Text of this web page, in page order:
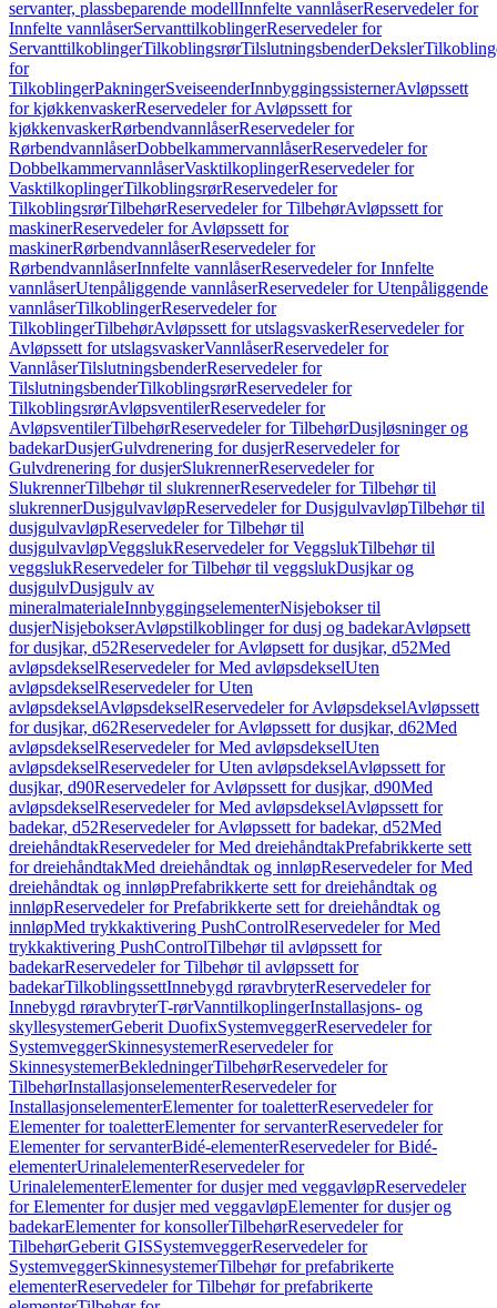
servanter, plassbeparende modellInnfelte vannlåserReservedeler for
Innfelte vannlåserServanttilkoblingerReservedeler for
ServanttilkoblingerTilkoblingsrørTilslutningsbenderDeksler
for
TilkoblingerPakningerSveiseenderInnbyggingssisternerAvløpssett
for kjøkkenvaskerReservedeler for Avløpssett for
kjøkkenvaskerRørbendvannlåserReservedeler for
RørbendvannlåserDobbelkammervannlåserReservedeler for
DobbelkammervannlåserVasktilkoplingerReservedeler for
VasktilkoplingerTilkoblingsrørReservedeler for
TilkoblingsrørTilbehørReservedeler for TilbehørAvløpssett for
maskinerReservedeler for Avløpssett for
maskinerRørbendvannlåserReservedeler for
RørbendvannlåserInnfelte vannlåserReservedeler for Innfelte
vannlåserUtenpåliggende vannlåserReservedeler for Utenpåliggende
vannlåserTilkoblingerReservedeler for
TilkoblingerTilbehørAvløpssett for utslagsvaskerReservedeler for
Avløpssett for utslagsvaskerVannlåserReservedeler for
VannlåserTilslutningsbenderReservedeler for
TilslutningsbenderTilkoblingsrørReservedeler for
TilkoblingsrørAvløpsventilerReservedeler for
AvløpsventilerTilbehørReservedeler for TilbehørDusjløsninger og
badekarDusjerGulvdrenering for dusjerReservedeler for
Gulvdrenering for dusjerSlukrennerReservedeler for
SlukrennerTilbehør til slukrennerReservedeler for Tilbehør til
slukrennerDusjgulvavløpReservedeler for DusjgulvavløpTilbehør til
dusjgulvavløpReservedeler for Tilbehør til
dusjgulvavløpVeggslukReservedeler for VeggslukTilbehør til
veggslukReservedeler for Tilbehør til veggslukDusjkar og
dusjgulvDusjgulv av
mineralmaterialeInnbyggingselementerNisjebokser til
dusjerNisjebokserAvløpstilkoblinger for dusj og badekarAvløpsett
for dusjkar, d52Reservedeler for Avløpsett for dusjkar, d52Med
avløpsdekselReservedeler for Med avløpsdekselUten
avløpsdekselReservedeler for Uten
avløpsdekselAvløpsdekselReservedeler for AvløpsdekselAvløpssett
for dusjkar, d62Reservedeler for Avløpssett for dusjkar, d62Med
avløpsdekselReservedeler for Med avløpsdekselUten
avløpsdekselReservedeler for Uten avløpsdekselAvløpssett for
dusjkar, d90Reservedeler for Avløpssett for dusjkar, d90Med
avløpsdekselReservedeler for Med avløpsdekselAvløpssett for
badekar, d52Reservedeler for Avløpssett for badekar, d52Med
dreiehåndtakReservedeler for Med dreiehåndtakPrefabrikkerte sett
for dreiehåndtakMed dreiehåndtak og innløpReservedeler for Med
dreiehåndtak og innløpPrefabrikkerte sett for dreiehåndtak og
innløpReservedeler for Prefabrikkerte sett for dreiehåndtak og
innløpMed trykkaktivering PushControlReservedeler for Med
trykkaktivering PushControlTilbehør til avløpssett for
badekarReservedeler for Tilbehør til avløpssett for
badekarTilkoblingssettInnebygd røravbryterReservedeler for
Innebygd røravbryterT-rørVanntilkoplingerInstallasjons- og
skyllesystemerGeberit DuofixSystemveggerReservedeler for
SystemveggerSkinnesystemerReservedeler for
SkinnesystemerBekledningerTilbehørReservedeler for
TilbehørInstallasjonselementerReservedeler for
InstallasjonselementerElementer for toaletterReservedeler for
Elementer for toaletterElementer for servanterReservedeler for
Elementer for servanterBidé-elementerReservedeler for Bidé-
elementerUrinalelementerReservedeler for
UrinalelementerElementer for dusjer med veggavløpReservedeler
for Elementer for dusjer med veggavløpElementer for dusjer og
badekarElementer for konsollerTilbehørReservedeler for
TilbehørGeberit GISSystemveggerReservedeler for
SystemveggerSkinnesystemerTilbehør for prefabrikerte
elementerReservedeler for Tilbehør for prefabrikerte